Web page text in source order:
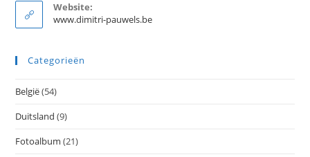
Website:
www.dimitri-pauwels.be
Categorieën
België(54)
Duitsland (9)
Fotoalbum (21)